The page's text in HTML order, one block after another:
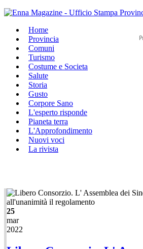
Home
Provincia
Comuni
Turismo
Costume e Societa
Salute
Storia
Gusto
Corpore Sano
L'esperto risponde
Pianeta terra
L'Approfondimento
Nuovi voci
La rivista
25
mar
2022